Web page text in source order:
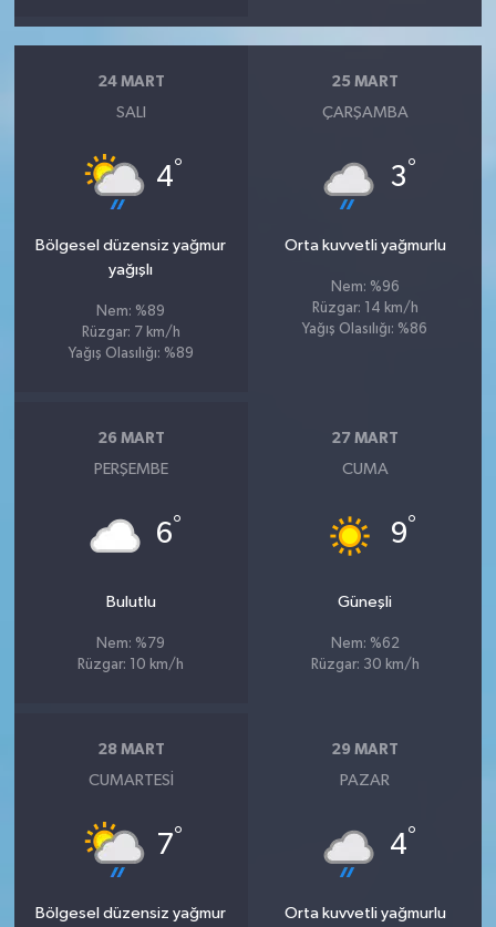
24 MART
SALI
4°
Bölgesel düzensiz yağmur
yağışlı
Nem: %89
Rüzgar: 7 km/h
Yağış Olasılığı: %89
25 MART
ÇARŞAMBA
3°
Orta kuvvetli yağmurlu
Nem: %96
Rüzgar: 14 km/h
Yağış Olasılığı: %86
26 MART
PERŞEMBE
6°
Bulutlu
Nem: %79
Rüzgar: 10 km/h
27 MART
CUMA
9°
Güneşli
Nem: %62
Rüzgar: 30 km/h
28 MART
CUMARTESI
7°
Bölgesel düzensiz yağmur
29 MART
PAZAR
4°
Orta kuvvetli yağmurlu